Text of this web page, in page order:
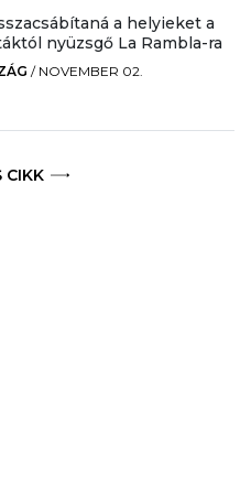
a helyieket a
nyüzsgő La Rambla-ra
/ NOVEMBER 02.
CIKK